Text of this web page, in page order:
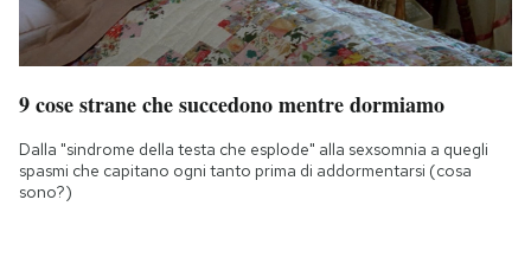
9 cose strane che succedono mentre dormiamo
Dalla "sindrome della testa che esplode" alla sexsomnia a quegli
spasmi che capitano ogni tanto prima di addormentarsi (cosa
sono?)